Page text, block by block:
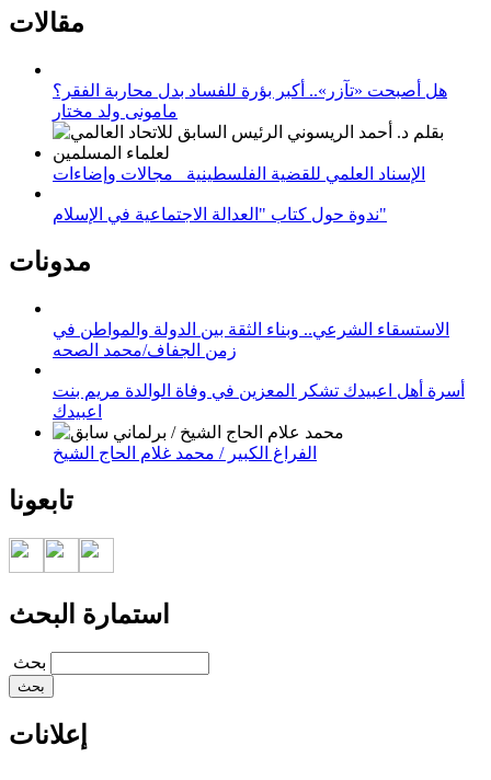
مقالات
هل أصبحت «تآزر».. أكبر بؤرة للفساد بدل محاربة الفقر؟
مامونى ولد مختار
الإسناد العلمي للقضية الفلسطينية_ مجالات وإضاءات
ندوة حول كتاب "العدالة الاجتماعية في الإسلام"
مدونات
الاستسقاء الشرعي.. وبناء الثقة بين الدولة والمواطن في
زمن الجفاف/محمد الصحه
أسرة أهل اعبيدك تشكر المعزين في وفاة الوالدة مريم بنت
اعبيدك
الفراغ الكبير / محمد غلام الحاج الشيخ
تابعونا
استمارة البحث
‏بحث ‏
إعلانات